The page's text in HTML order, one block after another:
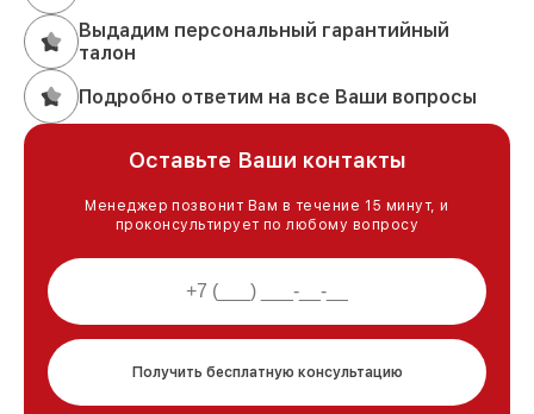
Выдадим персональный гарантийный
талон
Подробно ответим на все Ваши вопросы
Оставьте Ваши контакты
Менеджер позвонит Вам в течение 15 минут, и
проконсультирует по любому вопросу
Получить бесплатную консультацию